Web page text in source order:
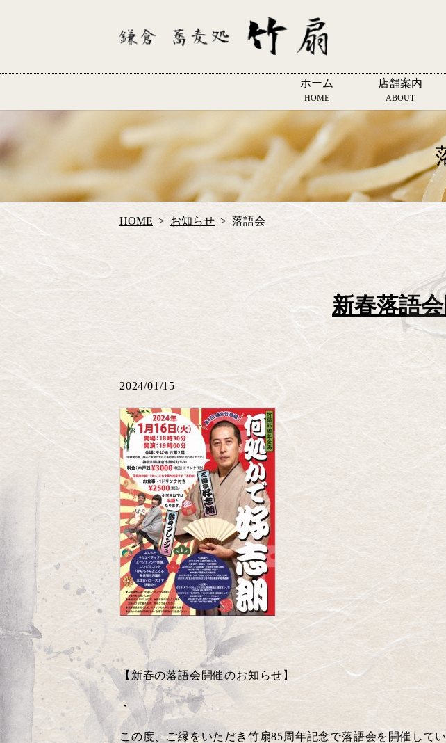
ホーム
HOME
店舗案内
ABOUT
HOME お知らせ 落語会
新春落語
2024/01/15
【新春の落語会開催のお知らせ】
・
この度、ご縁をいただき竹扇85周年記念で落語会を開催して